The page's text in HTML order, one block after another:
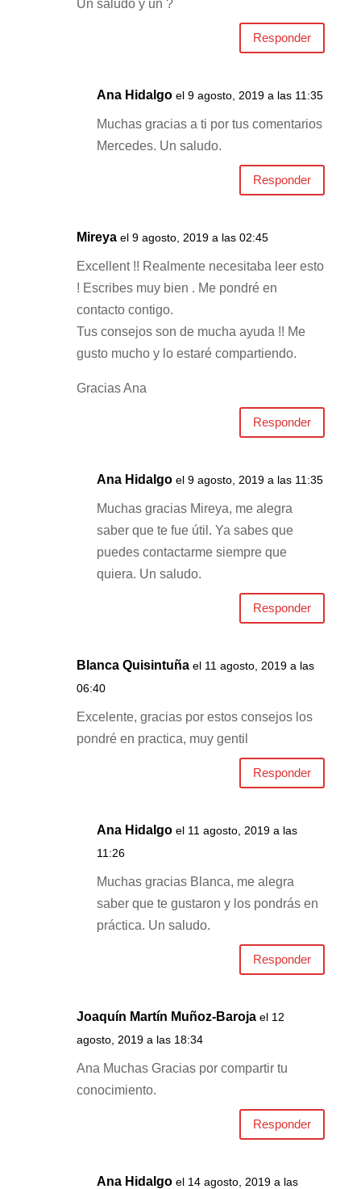
Un saludo y un ?
Responder
Ana Hidalgo el 9 agosto, 2019 a las 11:35
Muchas gracias a ti por tus comentarios
Mercedes. Un saludo.
Responder
Mireya el 9 agosto, 2019 a las 02:45
Excellent !! Realmente necesitaba leer esto
! Escribes muy bien . Me pondré en
contacto contigo.
Tus consejos son de mucha ayuda !! Me
gusto mucho y lo estaré compartiendo.
Gracias Ana
Responder
Ana Hidalgo el 9 agosto, 2019 a las 11:35
Muchas gracias Mireya, me alegra
saber que te fue útil. Ya sabes que
puedes contactarme siempre que
quiera. Un saludo.
Responder
Blanca Quisintuña el 11 agosto, 2019 a las
06:40
Excelente, gracias por estos consejos los
pondré en practica, muy gentil
Responder
Ana Hidalgo el 11 agosto, 2019 a las
11:26
Muchas gracias Blanca, me alegra
saber que te gustaron y los pondrás en
práctica. Un saludo.
Responder
Joaquín Martín Muñoz-Baroja el 12
agosto, 2019 a las 18:34
Ana Muchas Gracias por compartir tu
conocimiento.
Responder
Ana Hidalgo el 14 agosto, 2019 a las